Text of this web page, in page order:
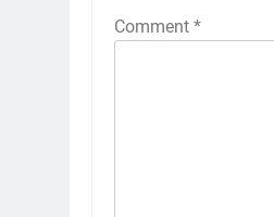
Comment *